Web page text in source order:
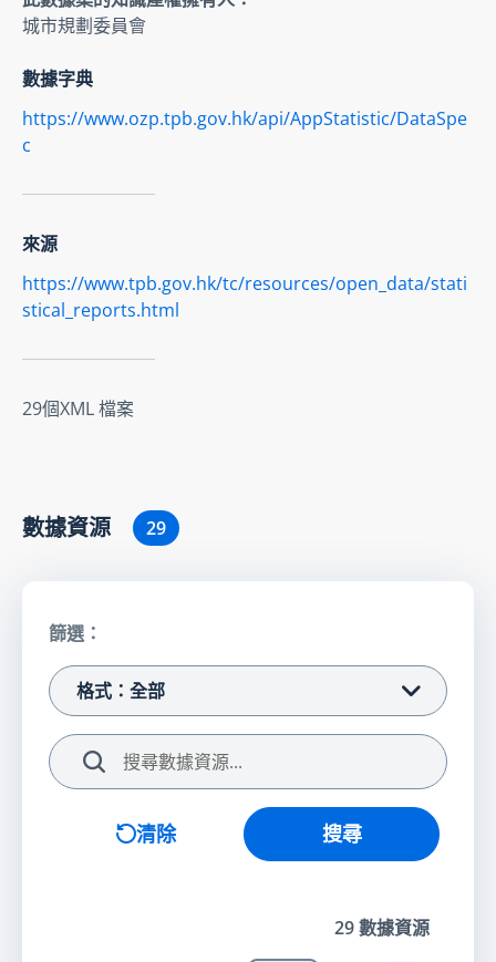
城市規劃委員會
數據字典
https://www.ozp.tpb.gov.hk/api/AppStatistic/DataSpe
c
來源
https://www.tpb.gov.hk/tc/resources/open_data/stati
stical_reports.html
29個XML 檔案
數據資源 29
篩選：
格式：全部
清除 搜尋
29數據資源